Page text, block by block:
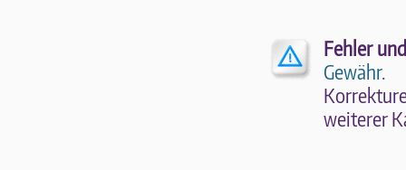
Fehler
Gewähr.
wei­te­rer